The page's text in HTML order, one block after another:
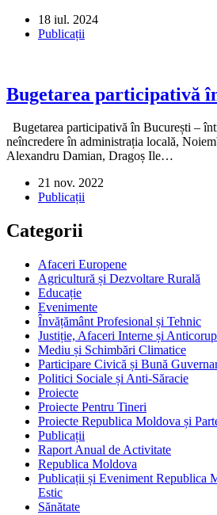
18 iul. 2024
Publicații
Bugetarea participativă
Bugetarea participativă în București –
neîncredere în administrația locală,
Alexandru Damian, Dragoș Ile…
21 nov. 2022
Publicații
Categorii
Afaceri Europene
Agricultură și Dezvoltare Rurală
Educație
Evenimente
Învățământ Profesional și Tehnic
Justiție, Afaceri Interne și
Mediu și Schimbări Climatice
Participare Civică și Bună
Politici Sociale și Anti-Săracie
Proiecte
Proiecte Pentru Tineri
Proiecte Republica Moldova și
Publicații
Raport Anual de Activitate
Republica Moldova
Publicații și Eveniment Republica
Estic
Sănătate